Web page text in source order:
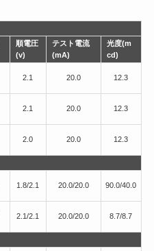
順電圧
(v)
テスト電流
(mA)
光度(m
cd)
2.1 20.0 12.3
2.1 20.0 12.3
2.0 20.0 12.3
1.8/2.1 20.0/20.0 90.0/40.0
2.1/2.1 20.0/20.0 8.7/8.7